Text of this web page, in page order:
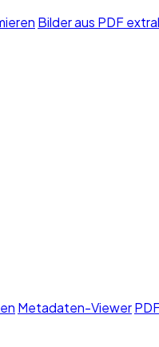
Bilder aus PDF
Metadaten-Viewer